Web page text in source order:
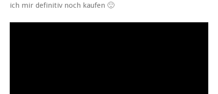
ich mir defin­i­tiv noch kaufen 🙂